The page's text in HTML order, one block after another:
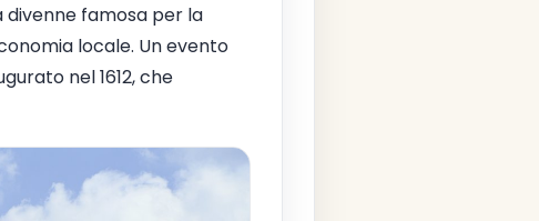
divenne famosa per la
locale. Un evento
nel 1612, che